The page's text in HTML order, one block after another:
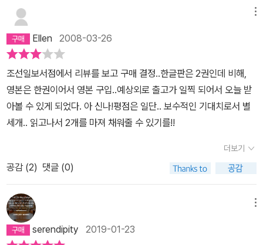
Ellen 2008-03-26
조선일보서점에서 리뷰를 보고 구매 결정..한글판은 2권인데 비해,
영본은 한권이어서 영본 구입..예상외로 출고가 일찍 되어서 오늘 받
아볼 수 있게 되었다. 아 신나!평점은 일단.. 보수적인 기대치로서 별
세개.. 읽고나서 2개를 마져 채워줄 수 있기를!!
더보기
공감 (2) 댓글 (0)
serendipity 2019-01-23